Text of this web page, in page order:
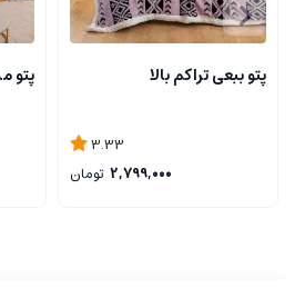
پتو ببعی تراکم بالا
3.33
2,799,000 تومان
پتو